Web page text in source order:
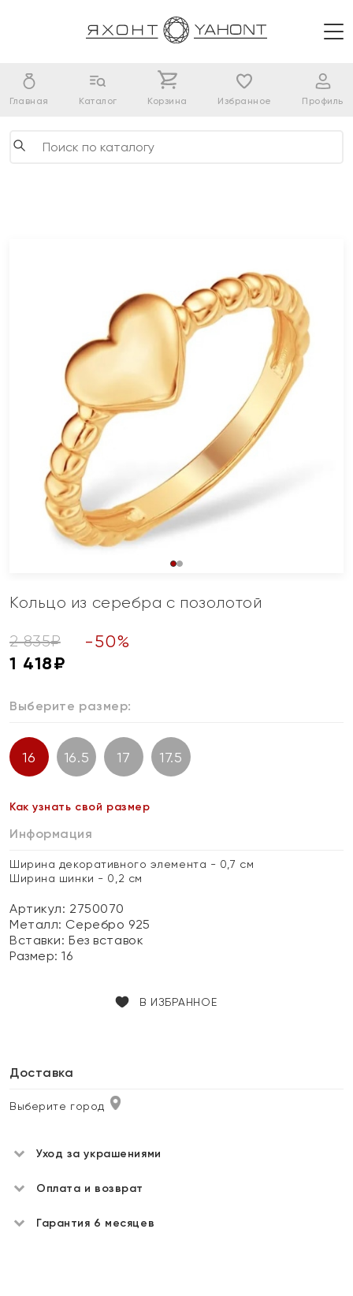
Главная Каталог Корзина Избранное Профиль
Кольцо из серебра с позолотой
2 835₽ -50%
1 418₽
Выберите размер:
16 16.5 17 17.5
Как узнать свой размер
Информация
Ширина декоративного элемента - 0,7 см
Ширина шинки - 0,2 см
Артикул: 2750070
Металл: Серебро 925
Вставки:Без вставок
Размер:16
В ИЗБРАННОЕ
Доставка
Выберите город
Уход за украшениями
Оплата и возврат
Гарантия 6 месяцев